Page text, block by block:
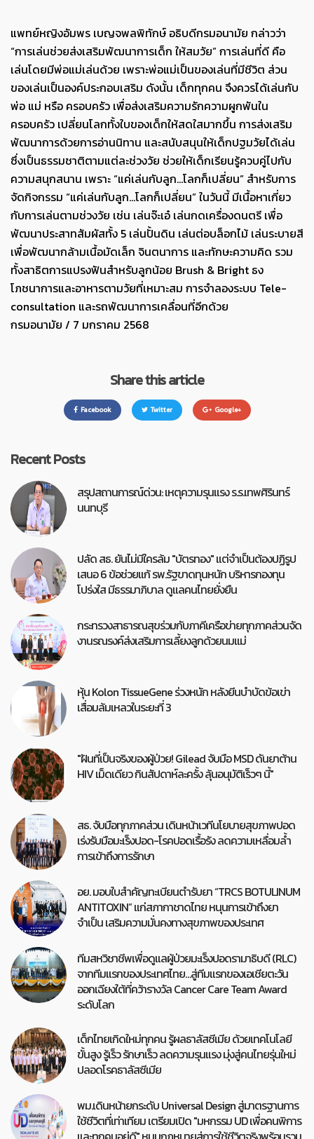
แพทย์หญิงอัมพร เบญจพลพิทักษ์ อธิบดีกรมอนามัย กล่าวว่า
“การเล่นช่วยส่งเสริมพัฒนาการเด็ก ให้สมวัย” การเล่นที่ดี คือ
เล่นโดยมีพ่อแม่เล่นด้วย เพราะพ่อแม่เป็นของเล่นที่มีชีวิต ส่วน
ของเล่นเป็นองค์ประกอบเสริม ดังนั้น เด็กทุกคน จึงควรได้เล่นกับ
พ่อ แม่ หรือ ครอบครัว เพื่อส่งเสริมความรักความผูกพันใน
ครอบครัว เปลี่ยนโลกทั้งใบของเด็กให้สดใสมากขึ้น การส่งเสริม
พัฒนาการด้วยการอ่านนิทาน และสนับสนุนให้เด็กปฐมวัยได้เล่น
ซึ่งเป็นธรรมชาติตามแต่ละช่วงวัย ช่วยให้เด็กเรียนรู้ควบคู่ไปกับ
ความสนุกสนาน เพราะ “แค่เล่นกับลูก...โลกก็เปลี่ยน” สำหรับการ
จัดกิจกรรม “แค่เล่นกับลูก...โลกก็เปลี่ยน” ในวันนี้ มีเนื้อหาเกี่ยว
กับการเล่นตามช่วงวัย เช่น เล่นจ๊ะเอ๋ เล่นกดเครื่องดนตรี เพื่อ
พัฒนาประสาทสัมผัสทั้ง 5 เล่นปั้นดิน เล่นต่อบล็อกไม้ เล่นระบายสี
เพื่อพัฒนากล้ามเนื้อมัดเล็ก จินตนาการ และทักษะความคิด รวม
ทั้งสาธิตการแปรงฟันสำหรับลูกน้อย Brush & Bright ธง
โภชนาการและอาหารตามวัยที่เหมาะสม การจำลองระบบ Tele-
consultation และรถพัฒนาการเคลื่อนที่อีกด้วย
กรมอนามัย / 7 มกราคม 2568
Share this article
Facebook Twitter Google+
Recent Posts
สรุปสถานการณ์ด่วน: เหตุความรุนแรง ร.ร.เทพศิรินทร์
นนทบุรี
ปลัด สธ. ยันไม่มีใครล้ม "บัตรทอง" แต่จำเป็นต้องปฏิรูป
เสนอ 6 ข้อช่วยแก้ รพ.รัฐขาดทุนหนัก บริหารกองทุน
โปร่งใส มีธรรมาภิบาล ดูแลคนไทยยั่งยืน
กระทรวงสาธารณสุขร่วมกับภาคีเครือข่ายทุกภาคส่วนจัด
งานรณรงค์ส่งเสริมการเลี้ยงลูกด้วยนมแม่
หุ้น Kolon TissueGene ร่วงหนัก หลังยีนบำบัดข้อเข่า
เสื่อมล้มเหลวในระยะที่ 3
"ฝันที่เป็นจริงของผู้ป่วย! Gilead จับมือ MSD ดันยาต้าน
HIV เม็ดเดียว กินสัปดาห์ละครั้ง ลุ้นอนุมัติเร็วๆ นี้"
สธ. จับมือทุกภาคส่วน เดินหน้าเวทีนโยบายสุขภาพปอด
เร่งรับมือมะเร็งปอด-โรคปอดเรื้อรัง ลดความเหลื่อมล้ำ
การเข้าถึงการรักษา
อย. มอบใบสำคัญทะเบียนตำรับยา “TRCS BOTULINUM
ANTITOXIN” แก่สภากาชาดไทย หนุนการเข้าถึงยา
จำเป็น เสริมความมั่นคงทางสุขภาพของประเทศ
ทีมสหวิชาชีพเพื่อดูแลผู้ป่วยมะเร็งปอดรามาธิบดี (RLC)
จากทีมแรกของประเทศไทย…สู่ทีมแรกของเอเชียตะวัน
ออกเฉียงใต้ที่คว้ารางวัล Cancer Care Team Award
ระดับโลก
เด็กไทยเกิดใหม่ทุกคน รู้ผลธาลัสซีเมีย ด้วยเทคโนโลยี
ขั้นสูง รู้เร็ว รักษาเร็ว ลดความรุนแรง มุ่งสู่คนไทยรุ่นใหม่
ปลอดโรคธาลัสซีเมีย
พม.เดินหน้ายกระดับ Universal Design สู่มาตรฐานการ
ใช้ชีวิตที่เท่าเทียม เตรียมเปิด "มหกรรม UD เพื่อคนพิการ